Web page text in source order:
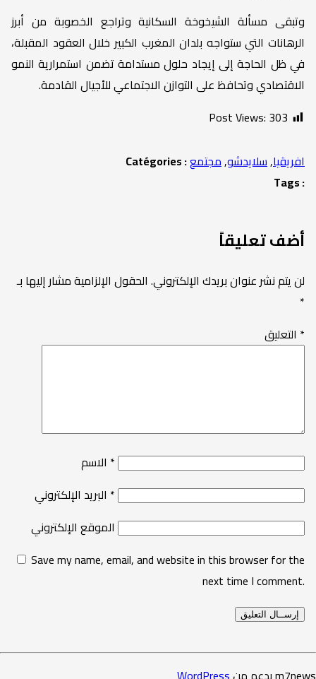
وتبقى مسألة الشيخوخة السكانية وتراجع الخصوبة من أبرز
الرهانات التي ستواجه بلدان المغرب الكبير خلال العقود المقبلة،
في ظل الحاجة إلى إيجاد حلول مستدامة تضمن استمرارية النمو
الاقتصادي وتحافظ على التوازن الاجتماعي للأجيال القادمة.
Post Views: 303
Catégories : افريقيا,سلايدشو,مجتمع
Tags :
أضف تعليقاً
لن يتم نشر عنوان بريدك الإلكتروني. الحقول الإلزامية مشار إليها بـ
*
*
*
*
الموقع الإلكتروني
Save my name, email, and website in this browser for the
next time I comment.